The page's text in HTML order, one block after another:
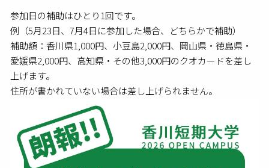
参加日の補助はひとり1回です。
例（5月23日、7月4日に参加した場合、どちらかで補助）
補助額：香川県1,000円、小豆島2,000円、岡山県・徳島県・
愛媛県2,000円、高知県・その他3,000円のクオカードを差し
上げます。
住所が書かれていない場合は差し上げられません。